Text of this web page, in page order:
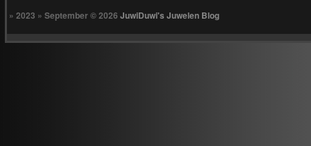
» 2023 » September © 2026 JuwiDuwi's Juwelen Blog